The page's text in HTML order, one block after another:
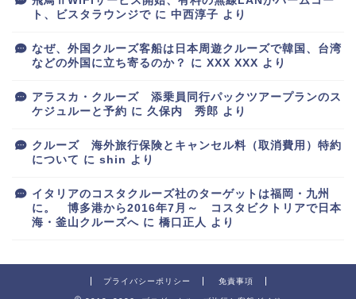
ト、ビスタラウンジで に 中西淳子 より
なぜ、外国クルーズ客船は日本周遊クルーズで韓国、台湾
などの外国に立ち寄るのか？
に XXX XXX より
アラスカ・クルーズ 添乗員同行パックツアープランのス
ケジュルーと予約 に 久保内 秀郎 より
クルーズ 海外旅行保険とキャンセル料（取消費用）特約
について に shin より
イタリアのコスタクルーズ社のターゲットは福岡・九州
に。 博多港から2016年7月～ コスタビクトリアで日本
海・釜山クルーズへ に 橋口正人 より
プライバシーポリシー 免責事項